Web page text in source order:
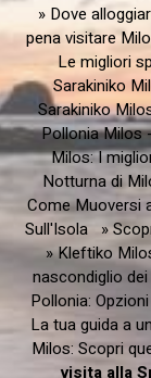
» Dove
pena visitare
Le migliori
Sarakiniko
Sarakiniko
Pollonia Milos
Milos: I
Notturna di
Come Muoversi
Sull'Isola »
» Kleftiko
nascondiglio
Pollonia:
La tua guida a
Milos: Scopri
visita alla